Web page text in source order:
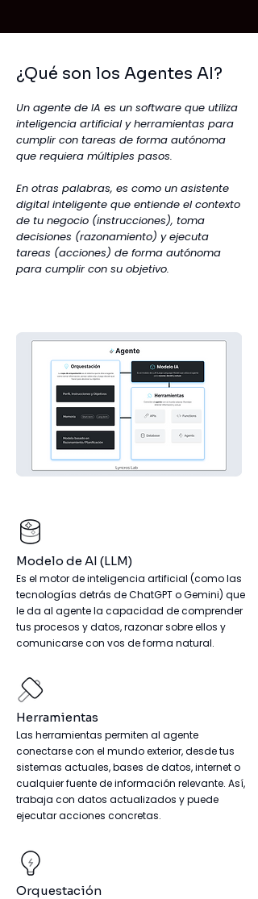
¿Qué son los Agentes AI?
Un agente de IA es un software que utiliza
inteligencia artificial y herramientas para
cumplir con tareas de forma autónoma
que requiera múltiples pasos.
En otras palabras, es como un asistente
digital inteligente que entiende el contexto
de tu negocio (instrucciones), toma
decisiones (razonamiento) y ejecuta
tareas (acciones) de forma autónoma
para cumplir con su objetivo.
Modelo de AI (LLM)
Es el motor de inteligencia artificial (como las
tecnologías detrás de ChatGPT o Gemini) que
le da al agente la capacidad de comprender
tus procesos y datos, razonarsobre ellos y
comunicarse con vos de forma natural.
Herramientas
Las herramientas permiten al agente
conectarse con el mundo exterior, desde tus
sistemas actuales,bases de datos, internet o
cualquier fuente de información relevante. Así,
trabaja con datos actualizados y puede
ejecutar acciones concretas.
Orquestación